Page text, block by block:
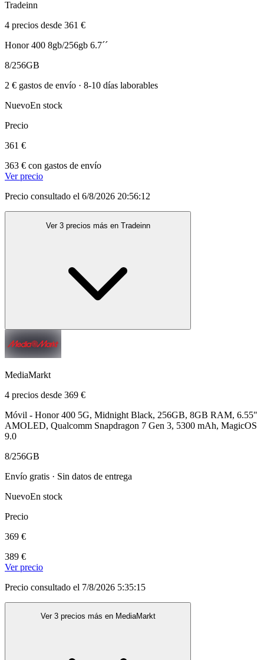
Tradeinn
4 precios desde 361 €
Honor 400 8gb/256gb 6.7´´
8/256GB
2 € gastos de envío · 8-10 días laborables
NuevoEn stock
Precio
361 €
363 € con gastos de envío
Ver precio
Precio consultado el 6/8/2026 20:56:12
Ver 3 precios más en Tradeinn
MediaMarkt
4 precios desde 369 €
Móvil - Honor 400 5G, Midnight Black, 256GB, 8GB RAM, 6.55"
AMOLED, Qualcomm Snapdragon 7 Gen 3, 5300 mAh, MagicOS
9.0
8/256GB
Envío gratis · Sin datos de entrega
NuevoEn stock
Precio
369 €
389 €
Ver precio
Precio consultado el 7/8/2026 5:35:15
Ver 3 precios más en MediaMarkt